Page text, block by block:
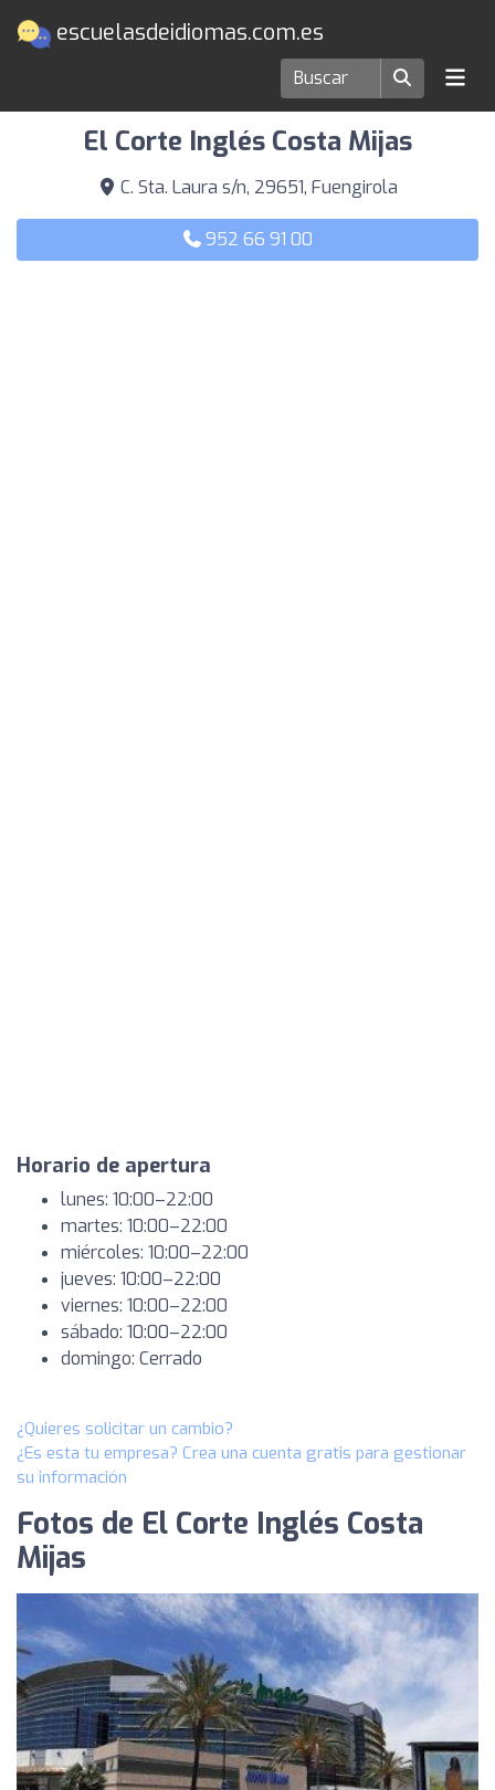
escuelasdeidiomas.com.es
Escuelas de idiomas en Fuengirola
El Corte Inglés Costa Mijas
C. Sta. Laura s/n, 29651, Fuengirola
952 66 91 00
Horario de apertura
lunes: 10:00–22:00
martes: 10:00–22:00
miércoles: 10:00–22:00
jueves: 10:00–22:00
viernes: 10:00–22:00
sábado: 10:00–22:00
domingo: Cerrado
¿Quieres solicitar un cambio?
¿Es esta tu empresa? Crea una cuenta gratis para gestionar
su información
Fotos de El Corte Inglés Costa
Mijas